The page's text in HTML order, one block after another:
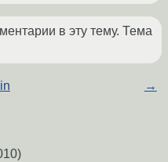
в эту тему. Тема
→